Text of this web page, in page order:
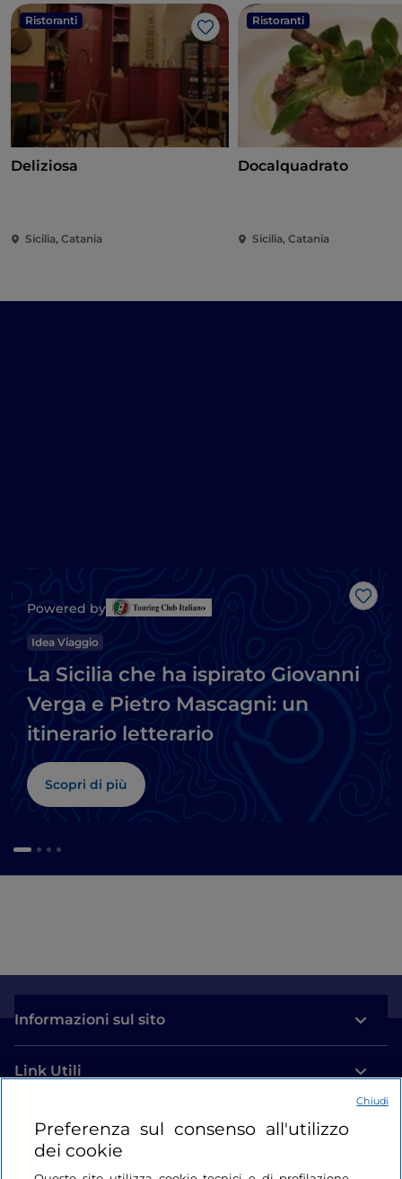
Ristoranti
Like
Deliziosa
Sicilia, Catania
Ristoranti
Docalquadrato
Sicilia, Catania
Like
Powered by
Idea Viaggio
La Sicilia che ha ispirato Giovanni
Verga e Pietro Mascagni: un
itinerario letterario
Scopri di più
Informazioni sul sito
Link Utili
Login
Restiamo in contatto
Preferenza sul consenso all'utilizzo
dei cookie
Chiudi